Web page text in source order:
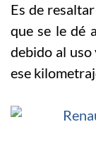
Es de
que se le dé
debido al
ese